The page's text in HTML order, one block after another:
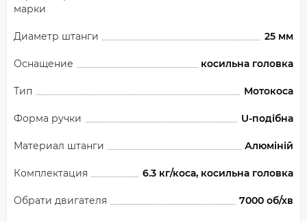
марки
Диаметр штанги 25 мм
Оснащение косильна головка
Тип Мотокоса
Форма ручки U-подібна
Материал штанги Алюміній
Комплектация 6.3 кг/коса, косильна головка
Обрати двигателя 7000 об/хв